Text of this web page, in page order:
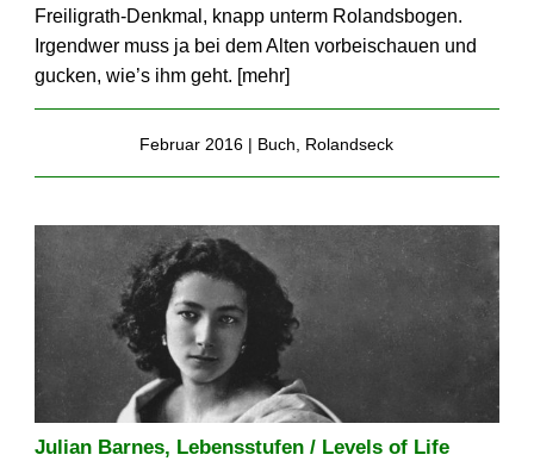
Freiligrath-Denkmal, knapp unterm Rolandsbogen.
Irgendwer muss ja bei dem Alten vorbeischauen und
gucken, wie’s ihm geht. [mehr]
Februar 2016 | Buch, Rolandseck
Julian Barnes, Lebensstufen / Levels of Life